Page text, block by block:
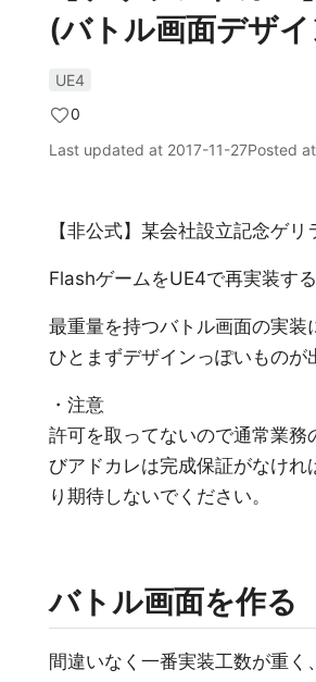
(バトル画面デザ
UE4
0
Last updated at 2017-11-27Posted at
【非公式】某会社設立記念ゲ
FlashゲームをUE4で再実装す
最重量を持つバトル画面の実装
ひとまずデザインっぽいものが
・注意
許可を取ってないので通常業務
びアドカレは完成保証がなけ
り期待しないでください。
バトル画面を作る
間違いなく一番実装工数が重く